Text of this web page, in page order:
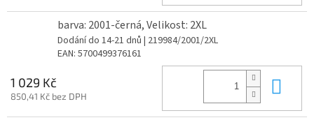
barva: 2001-černá, Velikost: 2XL
Dodání do 14-21 dnů | 219984/2001/2XL
EAN: 5700499376161
1 029 Kč
850,41 Kč bez DPH